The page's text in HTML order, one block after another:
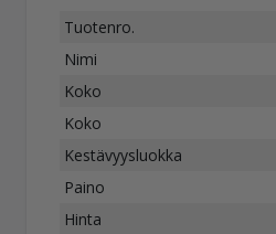
Tuotenro.
Nimi
Koko
Koko
Kestävyysluokka
Paino
Hinta